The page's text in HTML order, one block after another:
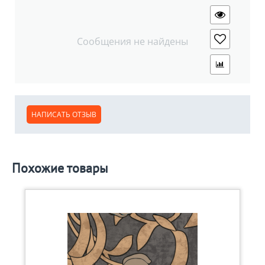
Сообщения не найдены
НАПИСАТЬ ОТЗЫВ
Похожие товары